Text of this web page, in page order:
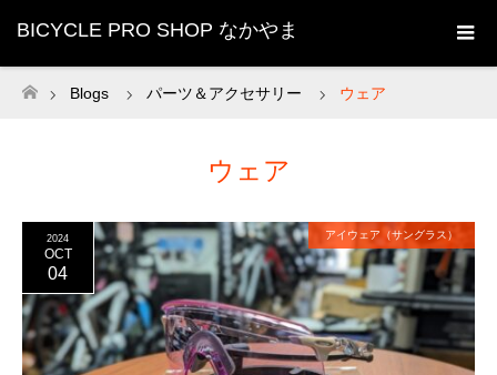
BICYCLE PRO SHOP なかやま
ホーム
Blogs パーツ＆アクセサリー ウェア
ウェア
2024
OCT
04
アイウェア（サングラス）